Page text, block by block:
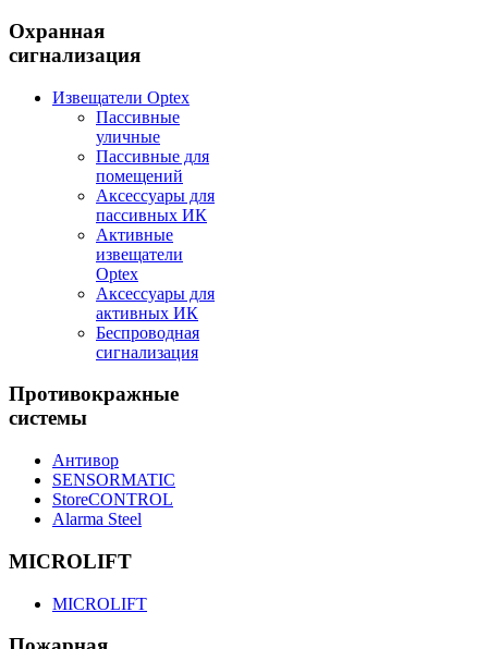
Охранная
сигнализация
Извещатели Optex
Пассивные
уличные
Пассивные для
помещений
Аксессуары для
пассивных ИК
Активные
извещатели
Optex
Аксессуары для
активных ИК
Беспроводная
сигнализация
Противокражные
системы
Антивор
SENSORMATIC
StoreCONTROL
Alarma Steel
MICROLIFT
MICROLIFT